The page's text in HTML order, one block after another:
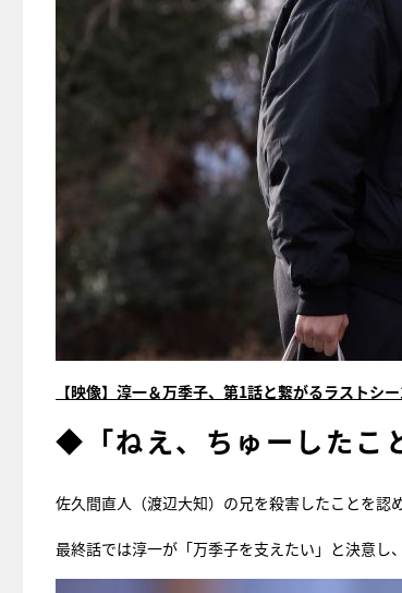
【映像】淳一＆万季子、第1話と繋がるラストシー
◆「ねえ、ちゅーしたこ
佐久間直人（渡辺大知）の兄を殺害したことを認
最終話では淳一が「万季子を支えたい」と決意し